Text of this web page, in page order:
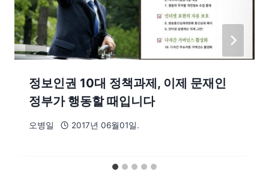
정보인권 10대 정책과제, 이제 문재인
정부가 행동할 때입니다
오병일 2017년 06월01일.